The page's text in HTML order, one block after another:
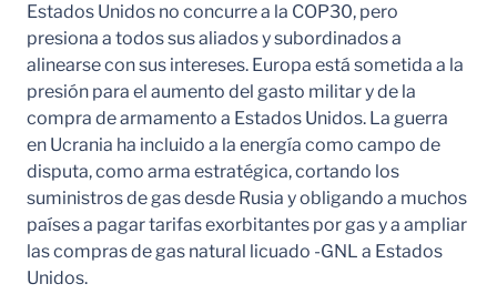
Estados Unidos no concurre a la COP30, pero
presiona a todos sus aliados y subordinados a
alinearse con sus intereses. Europa está sometida a la
presión para el aumento del gasto militar y de la
compra de armamento a Estados Unidos. La guerra
en Ucrania ha incluido a la energía como campo de
disputa, como arma estratégica, cortando los
suministros de gas desde Rusia y obligando a muchos
países a pagar tarifas exorbitantes por gas y a ampliar
las compras de gas natural licuado -GNL a Estados
Unidos.